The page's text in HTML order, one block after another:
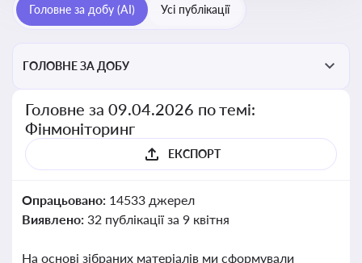
Головне за добу (AI) Усі публікації
ГОЛОВНЕ ЗА ДОБУ
Головне за 09.04.2026 по темі:
Фінмоніторинг
ЕКСПОРТ
Опрацьовано: 14533 джерел
Виявлено: 32 публікації за 9 квітня
На основі зібраних матеріалів ми сформували